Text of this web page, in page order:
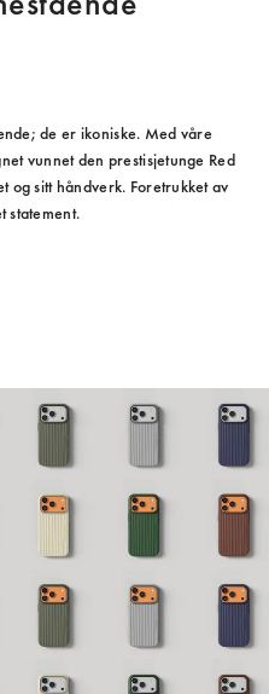
de er ikoniske. Med våre
vunnet den prestisjetunge Red
og sitt håndverk. Foretrukket av
statement.